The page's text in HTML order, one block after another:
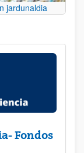
jardunaldia
Fondos